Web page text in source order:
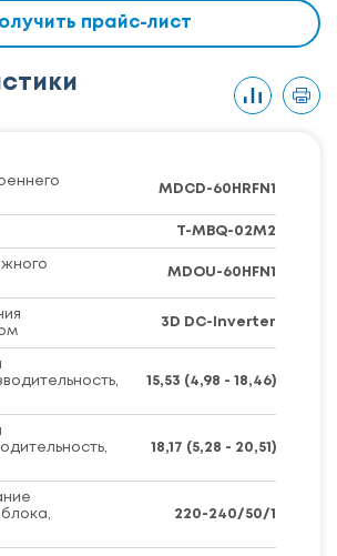
прайс-лист
MDCD-60HRFN1
T-MBQ-02M2
MDOU-60HFN1
3D DC-Inverter
15,53 (4,98 - 18,46)
18,17 (5,28 - 20,51)
220-240/50/1